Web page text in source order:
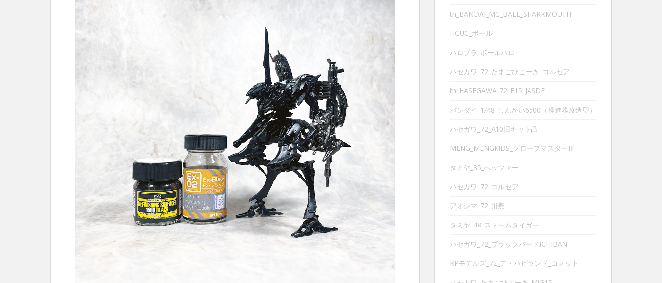
tn_BANDAI_MG_BALL_SHARKMOUTH
HGUC_ボール
ハロプラ_ボールハロ
ハセガワ_72_たまごひこーき_コルセア
tn_HASEGAWA_72_F15_JASDF
バンダイ_1/48_しんかい6500（推進器改造型）
ハセガワ_72_A10旧キット凸
MENG_MENGKIDS_グローブマスターⅢ
タミヤ_35_ヘッツァー
ハセガワ_72_コルセア
アオシマ_72_飛燕
タミヤ_48_ストームタイガー
ハセガワ_72_ブラックバードICHIBAN
KPモデルズ_72_デ・ハビランド_コメット